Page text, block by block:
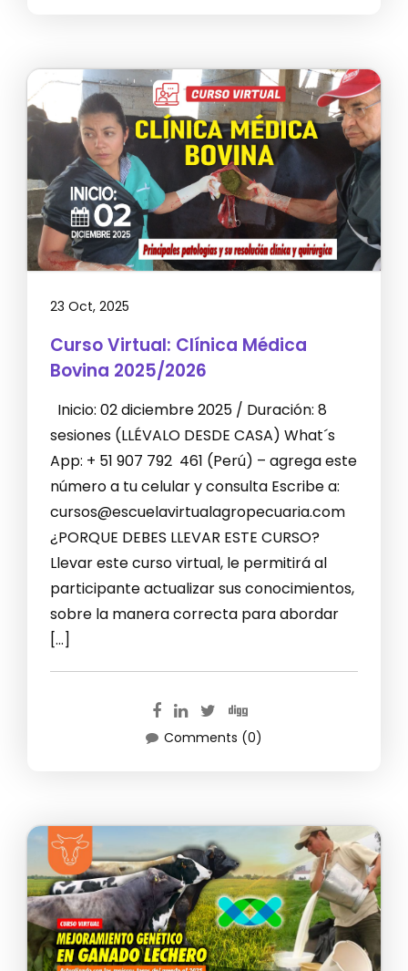
23 Oct, 2025
Curso Virtual: Clínica Médica
Bovina 2025/2026
Inicio: 02 diciembre 2025 / Duración: 8
sesiones (LLÉVALO DESDE CASA) What´s
App: + 51 907 792 461 (Perú) – agrega este
número a tu celular y consulta Escribe a:
cursos@escuelavirtualagropecuaria.com
¿PORQUE DEBES LLEVAR ESTE CURSO?
Llevar este curso virtual, le permitirá al
participante actualizar sus conocimientos,
sobre la manera correcta para abordar
[…]
Comments (0)